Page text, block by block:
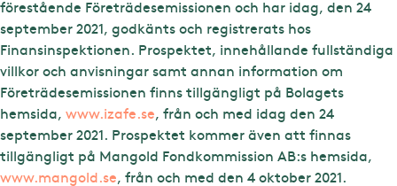
förestående Företrädesemissionen och har idag, den 24
september 2021, godkänts och registrerats hos
Finansinspektionen. Prospektet, innehållande fullständiga
villkor och anvisningar samt annan information om
Företrädesemissionen finns tillgängligt på Bolagets
hemsida, www.izafe.se, från och med idag den 24
september 2021. Prospektet kommer även att finnas
tillgängligt på Mangold Fondkommission AB:s hemsida,
www.mangold.se, från och med den 4 oktober 2021.